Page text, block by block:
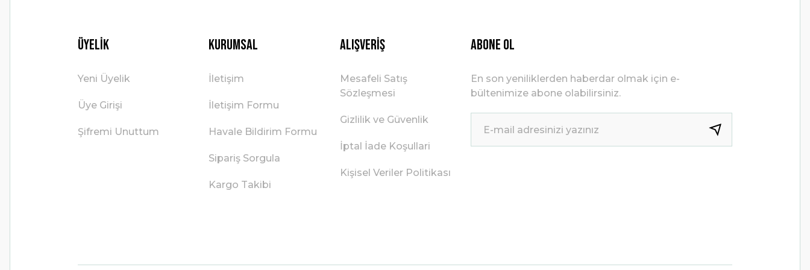
Üyelik
Yeni Üyelik
Üye Girişi
Şifremi Unuttum
Kurumsal
İletişim
İletişim Formu
Havale Bildirim Formu
Sipariş Sorgula
Kargo Takibi
Alışveriş
Mesafeli Satış
Sözleşmesi
Gizlilik ve Güvenlik
İptal İade Koşullari
Kişisel Veriler Politikası
ABONE OL
En son yeniliklerden haberdar olmak için e-
bültenimize abone olabilirsiniz.